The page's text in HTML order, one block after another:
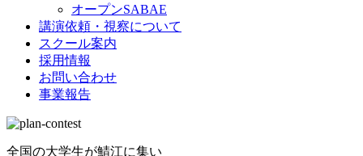
オープンSABAE
講演依頼・視察について
スクール案内
採用情報
お問い合わせ
事業報告
全国の大学生が鯖江に集い